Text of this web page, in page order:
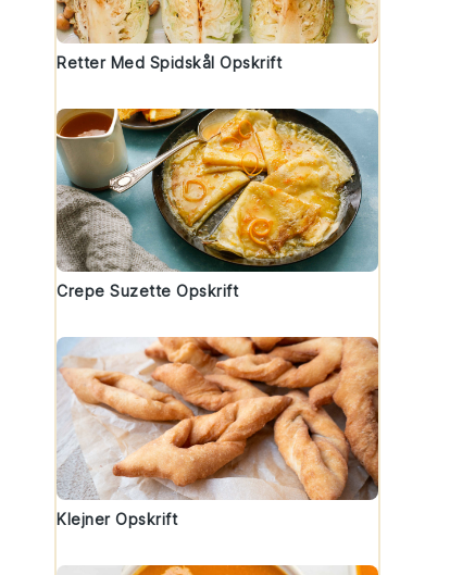
Retter Med Spidskål Opskrift
Crepe Suzette Opskrift
Klejner Opskrift